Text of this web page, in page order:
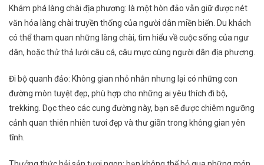
Khám phá làng chài địa phương: là một hòn đảo vẫn giữ được nét
văn hóa làng chài truyền thống của người dân miền biển. Du khách
có thể tham quan những làng chài, tìm hiểu về cuộc sống của ngư
dân, hoặc thử thả lưới câu cá, câu mực cùng người dân địa phương.
Đi bộ quanh đảo: Không gian nhỏ nhắn nhưng lại có những con
đường mòn tuyệt đẹp, phù hợp cho những ai yêu thích đi bộ,
trekking. Dọc theo các cung đường này, bạn sẽ được chiêm ngưỡng
cảnh quan thiên nhiên tươi đẹp và thư giãn trong không gian yên
tĩnh.